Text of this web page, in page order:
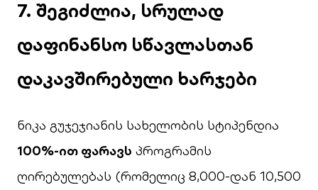
7. შეგიძლია, სრულად
დაფინანსო სწავლასთან
დაკავშირებული ხარჯები
ნიკა გუჯეჯიანის სახელობის სტიპენდია
100%-ით ფარავს პროგრამის
ღირებულებას (რომელიც 8,000-დან 10,500